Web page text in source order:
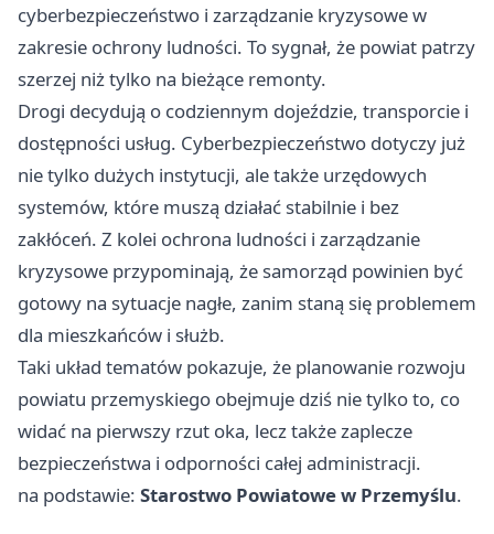
cyberbezpieczeństwo i zarządzanie kryzysowe w
zakresie ochrony ludności. To sygnał, że powiat patrzy
szerzej niż tylko na bieżące remonty.
Drogi decydują o codziennym dojeździe, transporcie i
dostępności usług. Cyberbezpieczeństwo dotyczy już
nie tylko dużych instytucji, ale także urzędowych
systemów, które muszą działać stabilnie i bez
zakłóceń. Z kolei ochrona ludności i zarządzanie
kryzysowe przypominają, że samorząd powinien być
gotowy na sytuacje nagłe, zanim staną się problemem
dla mieszkańców i służb.
Taki układ tematów pokazuje, że planowanie rozwoju
powiatu przemyskiego obejmuje dziś nie tylko to, co
widać na pierwszy rzut oka, lecz także zaplecze
bezpieczeństwa i odporności całej administracji.
na podstawie: Starostwo Powiatowe w Przemyślu.